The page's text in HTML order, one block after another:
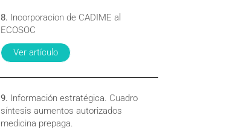
8. Incorporacion de CADIME al
ECOSOC
Ver artículo
9. Información estratégica. Cuadro
síntesis aumentos autorizados
medicina prepaga.